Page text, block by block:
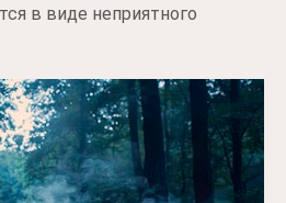
в виде неприятного